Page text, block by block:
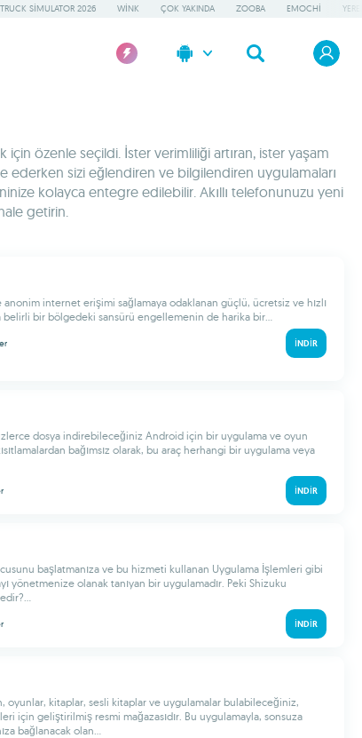
SIMULATOR 2026 WINK ÇOK YAKINDA ZOOBA EMOCHI
özenle seçildi. İster verimliliği artıran, ister yaşam
ederken sizi eğlendiren ve bilgilendiren uygulamaları
kolayca entegre edilebilir. Akıllı telefonunuzu yeni
getirin.
anonim internet erişimi sağlamaya odaklanan güçlü, ücretsiz ve hızlı
belirli bir bölgedeki sansürü engellemenin de harika bir...
İNDIR
dosya indirebileceğiniz Android için bir uygulama ve oyun
bağımsız olarak, bu araç herhangi bir uygulama veya
İNDIR
başlatmanıza ve bu hizmeti kullanan Uygulama İşlemleri gibi
yönetmenize olanak tanıyan bir uygulamadır. Peki Shizuku
İNDIR
oyunlar, kitaplar, sesli kitaplar ve uygulamalar bulabileceğiniz,
için geliştirilmiş resmi mağazasıdır. Bu uygulamayla, sonsuza
bağlanacak olan...